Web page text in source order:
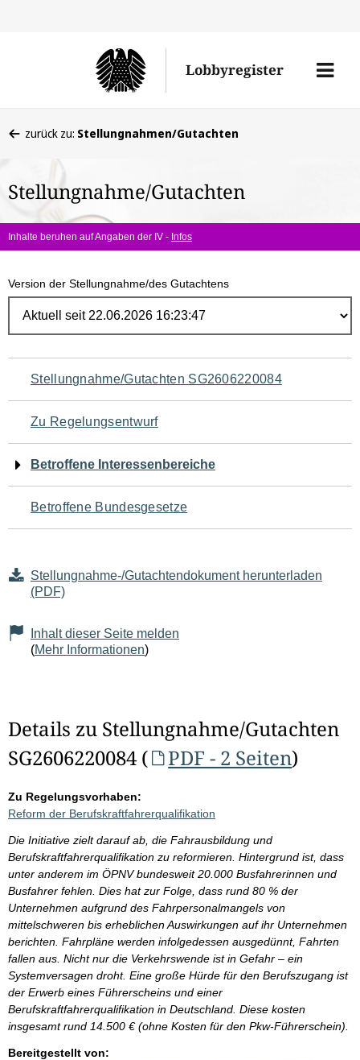
Lobbyregister
Menü
befinden
hier:
zurück zu: Stellungnahmen/Gutachten
Stellungnahme/Gutachten
Inhalte beruhen auf Angaben der IV - Infos
Version der Stellungnahme/des Gutachtens
Navigation
für
den
Seiteninhalt
Stellungnahme/Gutachten SG2606220084
Zu Regelungsentwurf
Betroffene Interessenbereiche
Betroffene Bundesgesetze
Stellungnahme-/Gutachtendokument herunterladen
(PDF)
Inhalt dieser Seite melden
(Mehr Informationen)
Details zu Stellungnahme/Gutachten
SG2606220084 (
PDF - 2 Seiten)
Zu Regelungsvorhaben:
Reform der Berufskraftfahrerqualifikation
Die Initiative zielt darauf ab, die Fahrausbildung und
Berufskraftfahrerqualifikation zu reformieren. Hintergrund ist, dass
unter anderem im ÖPNV bundesweit 20.000 Busfahrerinnen und
Busfahrer fehlen. Dies hat zur Folge, dass rund 80 % der
Unternehmen aufgrund des Fahrpersonalmangels von
mittelschweren bis erheblichen Auswirkungen auf ihr Unternehmen
berichten. Fahrpläne werden infolgedessen ausgedünnt, Fahrten
fallen aus. Nicht nur die Verkehrswende ist in Gefahr – ein
Systemversagen droht. Eine große Hürde für den Berufszugang ist
der Erwerb eines Führerscheins und einer
Berufskraftfahrerqualifikation in Deutschland. Diese kosten
insgesamt rund 14.500 € (ohne Kosten für den Pkw-Führerschein).
Bereitgestellt von: